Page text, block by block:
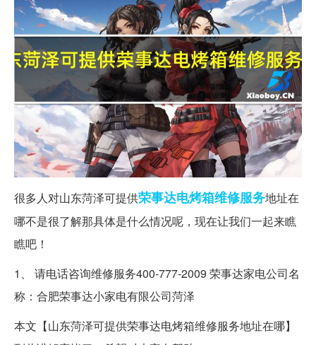
很多人对山东菏泽可提供荣事达电烤箱维修服务地址在
哪不是很了解那具体是什么情况呢，现在让我们一起来瞧
瞧吧！
1、 请电话咨询维修服务400-777-2009 荣事达家电公司名
称：合肥荣事达小家电有限公司菏泽
本文【山东菏泽可提供荣事达电烤箱维修服务地址在哪】